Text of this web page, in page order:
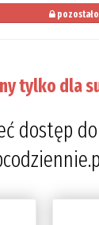
tylko dla
dostęp